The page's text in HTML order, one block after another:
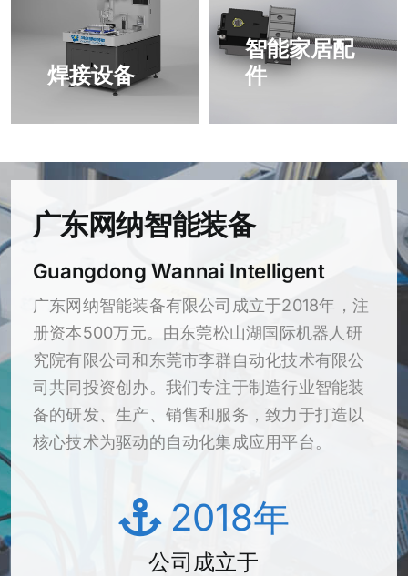
焊接设备
智能家居配
件
广东网纳智能装备
Guangdong Wannai Intelligent
广东网纳智能装备有限公司成立于2018年，注
册资本500万元。由东莞松山湖国际机器人研
究院有限公司和东莞市李群自动化技术有限公
司共同投资创办。我们专注于制造行业智能装
备的研发、生产、销售和服务，致力于打造以
核心技术为驱动的自动化集成应用平台。
2018年
公司成立于